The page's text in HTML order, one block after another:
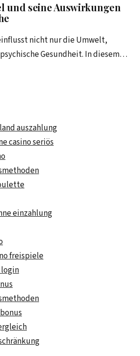
und seine Auswirkungen
nicht nur die Umwelt,
Gesundheit. In diesem
Zusammenhänge und mögliche
auszahlung
casino seriös
einzahlung
freispiele